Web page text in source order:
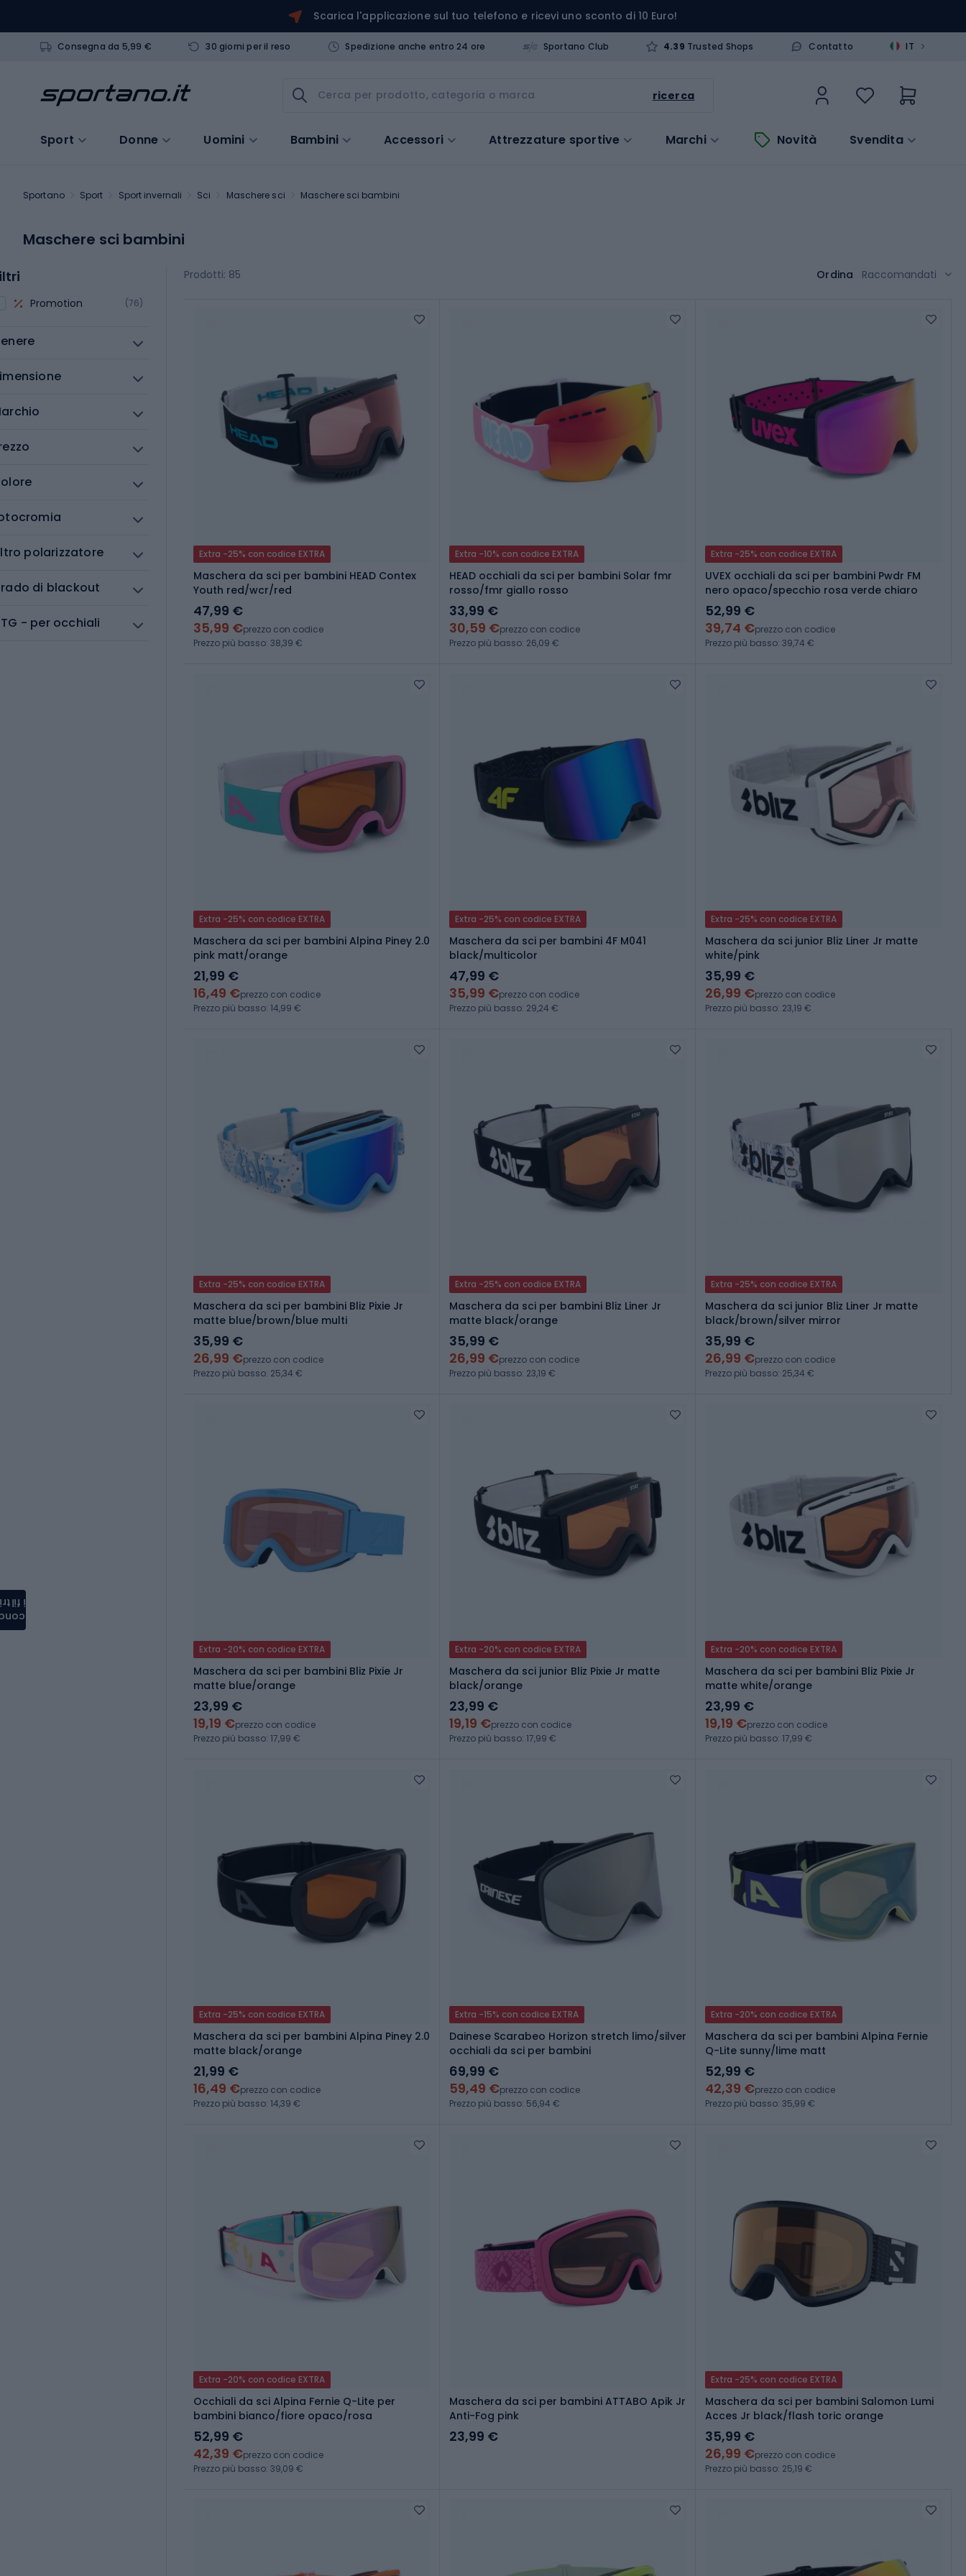
Scarica l'applicazione sul tuo telefono e ricevi uno sconto di 10 Euro!
Consegna da 5,99 € 30 giorni per il reso Spedizione anche entro 24 ore Sportano Club 4.39 Trusted Shops Contatto IT >
ricerca
Sport Donne Uomini Bambini Accessori Attrezzature sportive Marchi Novità Svendita
Sportano Sport Sport invernali Sci Maschere sci Maschere sci bambini
Maschere sci bambini
Promotion (76)
polarizzatore
di blackout
- per occhiali
Prodotti: 85 Ordina Raccomandati
Extra -25% con codice EXTRA
Maschera da sci per bambini HEAD Contex
Youth red/wcr/red
47,99 €
35,99 €prezzo con codice
Prezzo più basso: 38,39 €
Extra -10% con codice EXTRA
HEAD occhiali da sci per bambini Solar fmr
rosso/fmr giallo rosso
33,99 €
30,59 €prezzo con codice
Prezzo più basso: 26,09 €
Extra -25% con codice EXTRA
UVEX occhiali da sci per bambini Pwdr FM
nero opaco/specchio rosa verde chiaro
52,99 €
39,74 €prezzo con codice
Prezzo più basso: 39,74 €
Extra -25% con codice EXTRA
Maschera da sci per bambini Alpina Piney 2.0
pink matt/orange
21,99 €
16,49 €prezzo con codice
Prezzo più basso: 14,99 €
Extra -25% con codice EXTRA
Maschera da sci per bambini 4F M041
black/multicolor
47,99 €
35,99 €prezzo con codice
Prezzo più basso: 29,24 €
Extra -25% con codice EXTRA
Maschera da sci junior Bliz Liner Jr matte
white/pink
35,99 €
26,99 €prezzo con codice
Prezzo più basso: 23,19 €
Extra -25% con codice EXTRA
Maschera da sci per bambini Bliz Pixie Jr
matte blue/brown/blue multi
35,99 €
26,99 €prezzo con codice
Prezzo più basso: 25,34 €
Extra -25% con codice EXTRA
Maschera da sci per bambini Bliz Liner Jr
matte black/orange
35,99 €
26,99 €prezzo con codice
Prezzo più basso: 23,19 €
Extra -25% con codice EXTRA
Maschera da sci junior Bliz Liner Jr matte
black/brown/silver mirror
35,99 €
26,99 €prezzo con codice
Prezzo più basso: 25,34 €
Extra -20% con codice EXTRA
Maschera da sci per bambini Bliz Pixie Jr
matte blue/orange
23,99 €
19,19 €prezzo con codice
Prezzo più basso: 17,99 €
Extra -20% con codice EXTRA
Maschera da sci junior Bliz Pixie Jr matte
black/orange
23,99 €
19,19 €prezzo con codice
Prezzo più basso: 17,99 €
Extra -20% con codice EXTRA
Maschera da sci per bambini Bliz Pixie Jr
matte white/orange
23,99 €
19,19 €prezzo con codice
Prezzo più basso: 17,99 €
Extra -25% con codice EXTRA
Maschera da sci per bambini Alpina Piney 2.0
matte black/orange
21,99 €
16,49 €prezzo con codice
Prezzo più basso: 14,39 €
Extra -15% con codice EXTRA
Dainese Scarabeo Horizon stretch limo/silver
occhiali da sci per bambini
69,99 €
59,49 €prezzo con codice
Prezzo più basso: 56,94 €
Extra -20% con codice EXTRA
Maschera da sci per bambini Alpina Fernie
Q-Lite sunny/lime matt
52,99 €
42,39 €prezzo con codice
Prezzo più basso: 35,99 €
Extra -20% con codice EXTRA
Occhiali da sci Alpina Fernie Q-Lite per
bambini bianco/fiore opaco/rosa
52,99 €
42,39 €prezzo con codice
Prezzo più basso: 39,09 €
Maschera da sci per bambini ATTABO Apik Jr
Anti-Fog pink
23,99 €
Extra -25% con codice EXTRA
Maschera da sci per bambini Salomon Lumi
Acces Jr black/flash toric orange
35,99 €
26,99 €prezzo con codice
Prezzo più basso: 25,19 €
i filtri